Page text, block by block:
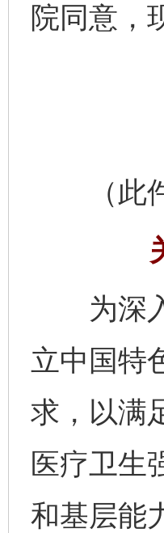
院同意，
（此件
为深入
立中国特
求，以满
医疗卫生
和基层能